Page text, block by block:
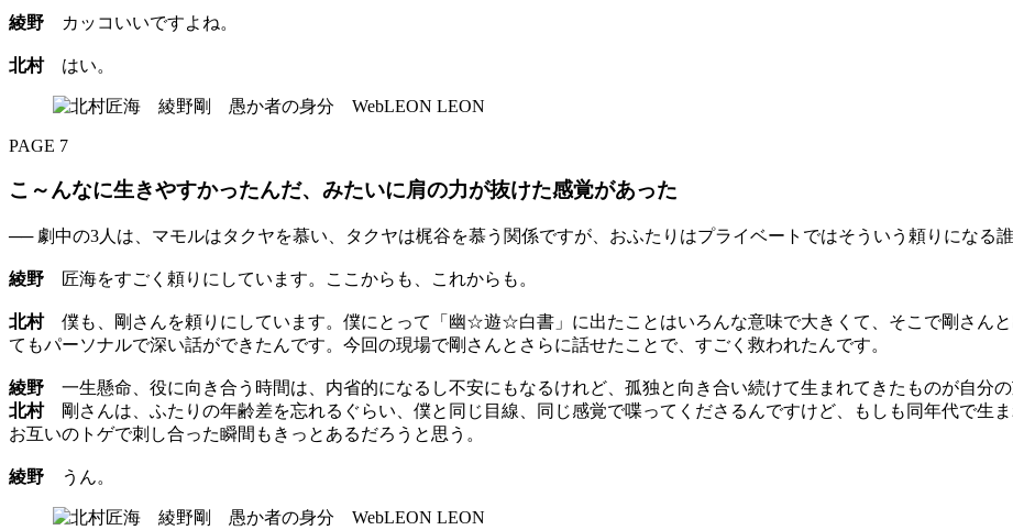
綾野 カッコいいですよね。
北村はい。
PAGE 7
こ～んなに生きやすかったんだ、みたいに肩の力が抜けた感覚があった
── 劇中の3人は、マモルはタクヤを慕い、タクヤは梶谷を慕う関係ですが、おふたりはプライベートではそういう頼りになる
綾野 匠海をすごく頼りにしています。ここからも、これからも。
北村僕も、剛さんを頼りにしています。僕にとって「幽☆遊☆白書」に出たことはいろんな意味で大きくて、そこで剛さん
てもパーソナルで深い話ができたんです。今回の現場で剛さんとさらに話せたことで、すごく救われたんです。
綾野 一生懸命、役に向き合う時間は、内省的になるし不安にもなるけれど、孤独と向き合い続けて生まれてきたものが自分の
北村剛さんは、ふたりの年齢差を忘れるぐらい、僕と同じ目線、同じ感覚で喋ってくださるんですけど、もしも同年代で生
お互いのトゲで刺し合った瞬間もきっとあるだろうと思う。
綾野 うん。